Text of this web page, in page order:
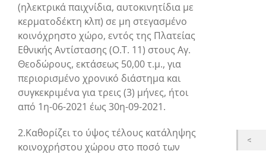
(ηλεκτρικά παιχνίδια, αυτοκινητίδια με
κερματοδέκτη κλπ) σε μη στεγασμένο
κοινόχρηστο χώρο, εντός της Πλατείας
Εθνικής Αντίστασης (Ο.Τ. 11) στους Αγ.
Θεοδώρους, εκτάσεως 50,00 τ.μ., για
περιορισμένο χρονικό διάστημα και
συγκεκριμένα για τρεις (3) μήνες, ήτοι
από 1η-06-2021 έως 30η-09-2021.
2.Καθορίζει το ύψος τέλους κατάληψης
κοινοχρήστου χώρου στο ποσό των